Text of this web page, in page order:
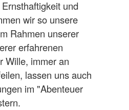
und
wir so unsere
Rahmen unserer
erfahrenen
Wille, immer an
lassen uns auch
im "Abenteuer